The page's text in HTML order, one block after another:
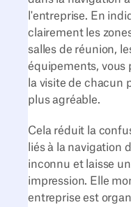
l'entreprise. En
clairement les
salles de réunion,
équipements, vous
la visite de chacun
plus agréable.
Cela réduit la
liés à la navigation
inconnu et laisse
impression. Elle
entreprise est